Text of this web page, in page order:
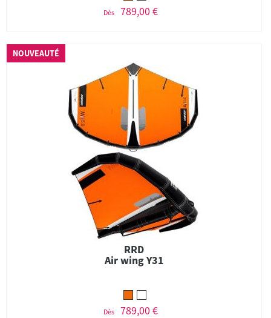
Dès 789,00 €
NOUVEAUTÉ
RRD
Air wing Y31
Dès 789,00 €